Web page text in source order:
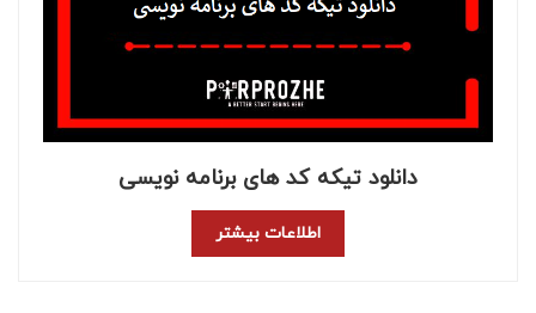
دانلود تیکه کد های برنامه نویسی
اطلاعات بیشتر